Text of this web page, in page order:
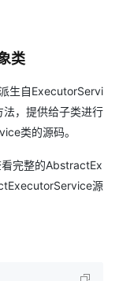
类
生自ExecutorServi
，提供给子类进行
类的源码。
完整的AbstractEx
源